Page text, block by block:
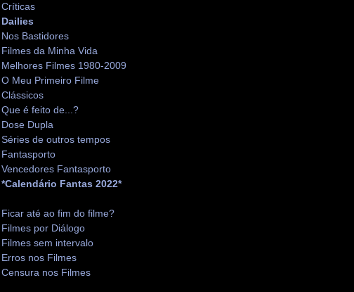
Críticas
Dailies
Nos Bastidores
Filmes da Minha Vida
Melhores Filmes 1980-2009
O Meu Primeiro Filme
Clássicos
Que é feito de...?
Dose Dupla
Séries de outros tempos
Fantasporto
Vencedores Fantasporto
*Calendário Fantas 2022*
Ficar até ao fim do filme?
Filmes por Diálogo
Filmes sem intervalo
Erros nos Filmes
Censura nos Filmes